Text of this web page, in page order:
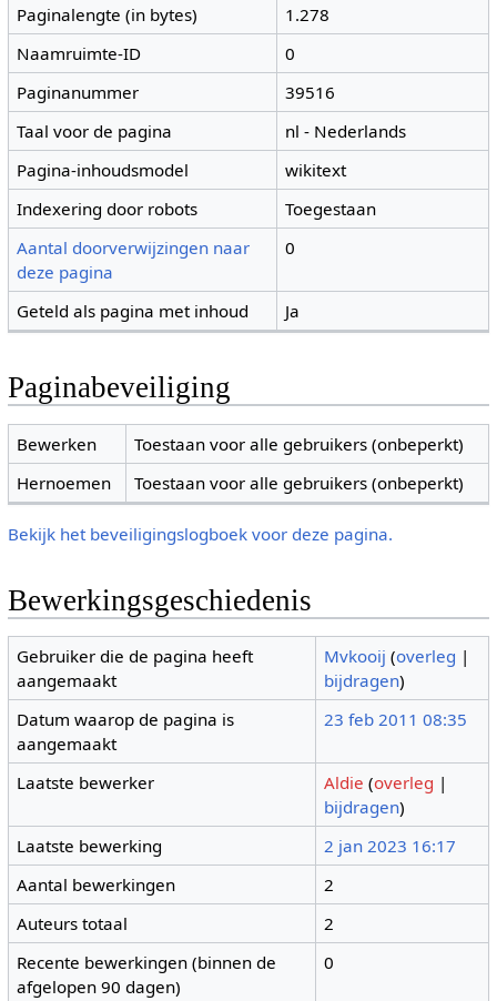
Paginalengte (in bytes)
1.278
Naamruimte-ID
0
Paginanummer
39516
Taal voor de pagina
nl - Nederlands
Pagina-inhoudsmodel
wikitext
Indexering door robots
Toegestaan
Aantal doorverwijzingen naar
deze pagina
0
Geteld als pagina met inhoud Ja
Paginabeveiliging
Bewerken
Toestaan voor alle gebruikers (onbeperkt)
Hernoemen
Toestaan voor alle gebruikers (onbeperkt)
Bekijk het beveiligingslogboek voor deze pagina.
Bewerkingsgeschiedenis
Gebruiker die de pagina heeft
aangemaakt
Mvkooij (overleg |
bijdragen)
Datum waarop de pagina is
aangemaakt
23 feb 2011 08:35
Laatste bewerker Aldie (overleg |
bijdragen)
Laatste bewerking
2 jan 2023 16:17
Aantal bewerkingen
2
Auteurs totaal
2
Recente bewerkingen (binnen de
afgelopen 90 dagen)
0